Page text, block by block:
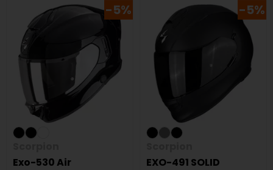
-5%
Exo-530 Air
-5%
EXO-491 SOLID